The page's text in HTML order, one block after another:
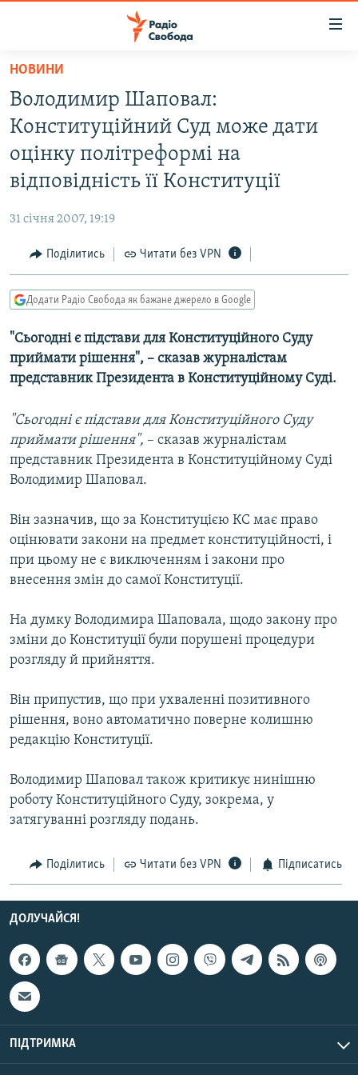
Перейти
основного
матеріалу
Перейти
до
основної
Перейти
пошуку
ВСЕ ЗА ДОБУ
СТАТТІ
ПОЛІТИКА
КУЛЬТУРА
СПОРТ
СВІТ
ВІЙНА
ДОНБАС.РЕАЛІЇ
КРИМ.РЕАЛІЇ
ТИ ЯК?
КИТАЙ.ВИКЛИКИ
МУЛЬТИМЕДІА
СПЕЦПРОЄКТИ
ПОДКАСТИ
РУС
КТАТ
ДОЛУЧАЙСЯ!
Усі сайти RFE/RL
НОВИНИ
Володимир Шаповал:
Конституційний Суд може дати
оцінку політреформі на
відповідність її Конституції
31 січня 2007, 19:19
Поділитись Читати без VPN
Додати Радіо Свобода як бажане джерело в Google
"Сьогодні є підстави для Конституційного Суду
приймати рішення", – сказав журналістам
представник Президента в Конституційному Суді.
"Сьогодні є підстави для Конституційного Суду
приймати рішення", – сказав журналістам
представник Президента в Конституційному Суді
Володимир Шаповал.
Він зазначив, що за Конституцією КС має право
оцінювати закони на предмет конституційності, і
при цьому не є виключенням і закони про
внесення змін до самої Конституції.
На думку Володимира Шаповала, щодо закону про
зміни до Конституції були порушені процедури
розгляду й прийняття.
Він припустив, що при ухваленні позитивного
рішення, воно автоматично поверне колишню
редакцію Конституції.
Володимир Шаповал також критикує нинішню
роботу Конституційного Суду, зокрема, у
затягуванні розгляду подань.
Поділитись Читати без VPN Підписатись
ДОЛУЧАЙСЯ!
ПІДТРИМКА